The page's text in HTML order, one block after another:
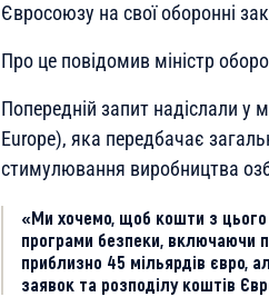
Євросоюзу на свої оборонні
Про це повідомив міністр
Попередній запит надіслали у
Europe), яка передбачає
стимулювання виробництва
«Ми хочемо, щоб кошти з
програми безпеки, включаючи
приблизно 45 мільярдів євро,
заявок та розподілу коштів